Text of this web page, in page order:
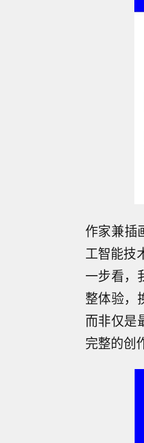
作家兼插
工智能技
一步看，
整体验，
而非仅是
完整的创